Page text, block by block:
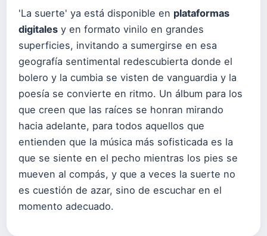
'La suerte' ya está disponible en plataformas
digitales y en formato vinilo en grandes
superficies, invitando a sumergirse en esa
geografía sentimental redescubierta donde el
bolero y la cumbia se visten de vanguardia y la
poesía se convierte en ritmo. Un álbum para los
que creen que las raíces se honran mirando
hacia adelante, para todos aquellos que
entienden que la música más sofisticada es la
que se siente en el pecho mientras los pies se
mueven al compás, y que a veces la suerte no
es cuestión de azar, sino de escuchar en el
momento adecuado.